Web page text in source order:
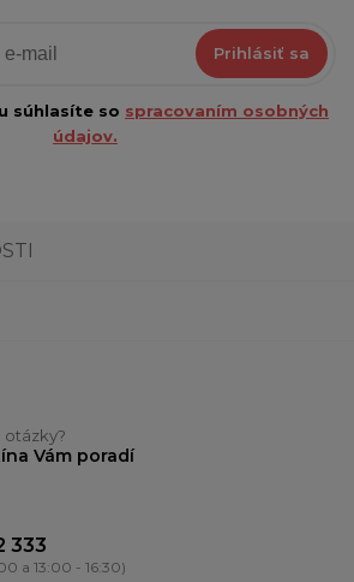
Prihlásiť sa
súhlasíte so spracovaním osobných
údajov.
otázky?
Vám poradí
333
a 13:00 - 16:30)